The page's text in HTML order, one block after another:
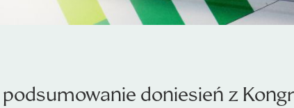
doniesień z